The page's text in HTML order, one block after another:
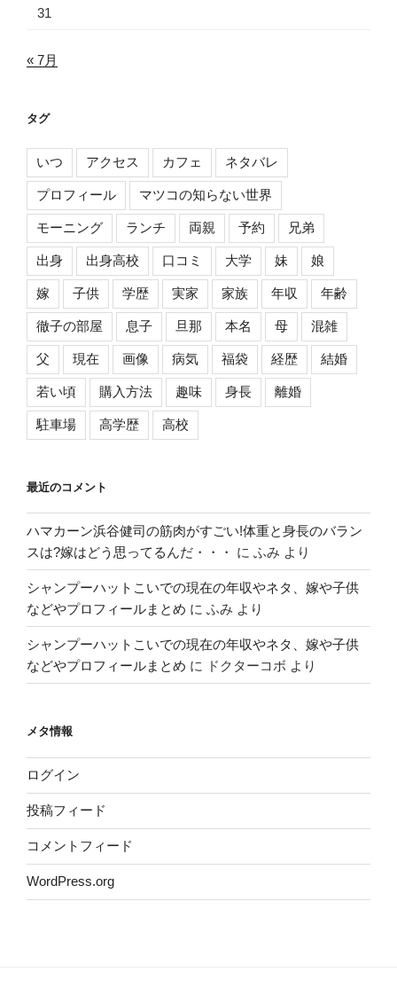
31
« 7月
タグ
いつ アクセス カフェ ネタバレ
プロフィール マツコの知らない世界
モーニング ランチ 両親 予約 兄弟
出身 出身高校 口コミ 大学 妹 娘
嫁 子供 学歴 実家 家族 年収 年齢
徹子の部屋 息子 旦那 本名 母 混雑
父 現在 画像 病気 福袋 経歴 結婚
若い頃 購入方法 趣味 身長 離婚
駐車場 高学歴 高校
最近のコメント
ハマカーン浜谷健司の筋肉がすごい!体重と身長のバラン
スは?嫁はどう思ってるんだ・・・
に ふみ より
シャンプーハットこいでの現在の年収やネタ、嫁や子供
などやプロフィールまとめ に ふみ より
シャンプーハットこいでの現在の年収やネタ、嫁や子供
などやプロフィールまとめ に ドクターコボ より
メタ情報
ログイン
投稿フィード
コメントフィード
WordPress.org